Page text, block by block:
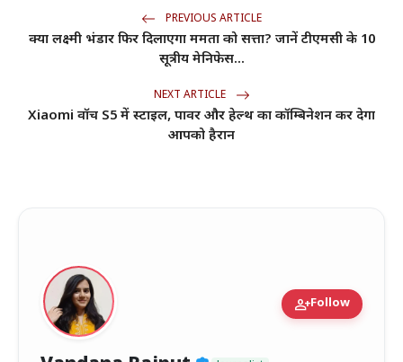
PREVIOUS ARTICLE
क्या लक्ष्मी भंडार फिर दिलाएगा ममता को सत्ता? जानें टीएमसी के 10
सूत्रीय मेनिफेस...
NEXT ARTICLE
Xiaomi वॉच S5 में स्टाइल, पावर और हेल्थ का कॉम्बिनेशन कर देगा
आपको हैरान
person_addFollow